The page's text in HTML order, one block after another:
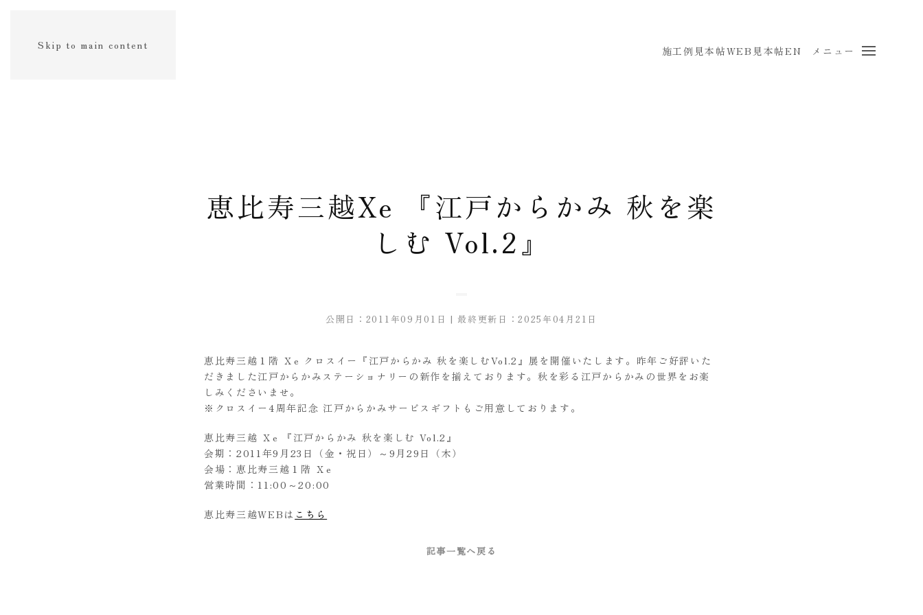
Skip to main content 施工例 見本帖WEB見本帖EN メニュー
恵比寿三越Xe 『江戸からかみ 秋を楽
しむ Vol.2』
公開日：2011年09月01日 | 最終更新日：2025年04月21日
恵比寿三越１階 Ｘe クロスイー『江戸からかみ 秋を楽しむVol.2』展を開催いたします。昨年ご好評いた
だきました江戸からかみステーショナリーの新作を揃えております。秋を彩る江戸からかみの世界をお楽
しみくださいませ。
※クロスイー4周年記念 江戸からかみサービスギフトもご用意しております。
恵比寿三越 Ｘe 『江戸からかみ 秋を楽しむ Vol.2』
会期：2011年9月23日（金・祝日）～9月29日（木）
会場：恵比寿三越１階 Ｘe
営業時間：11:00～20:00
恵比寿三越WEBは こちら
記事一覧へ戻る